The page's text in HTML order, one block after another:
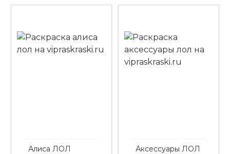
Алиса ЛОЛ Аксессуары ЛОЛ